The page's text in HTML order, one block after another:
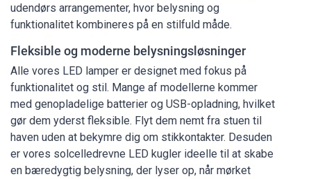
udendørs arrangementer, hvor belysning og
funktionalitet kombineres på en stilfuld måde.
Fleksible og moderne belysningsløsninger
Alle vores LED lamper er designet med fokus på
funktionalitet og stil. Mange af modellerne kommer
med genopladelige batterier og USB-opladning, hvilket
gør dem yderst fleksible. Flyt dem nemt fra stuen til
haven uden at bekymre dig om stikkontakter. Desuden
er vores solcelledrevne LED kugler ideelle til at skabe
en bæredygtig belysning, der lyser op, når mørket